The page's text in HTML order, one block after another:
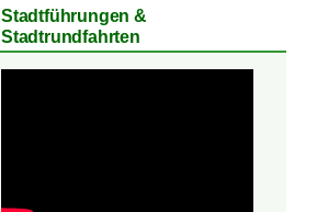
Stadtführungen &
Stadtrundfahrten